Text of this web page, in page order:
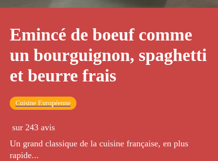
Emincé de boeuf comme
un bourguignon, spaghetti
et beurre frais
Cuisine Européenne
sur 243 avis
Un grand classique de la cuisine française, en plus
rapide...